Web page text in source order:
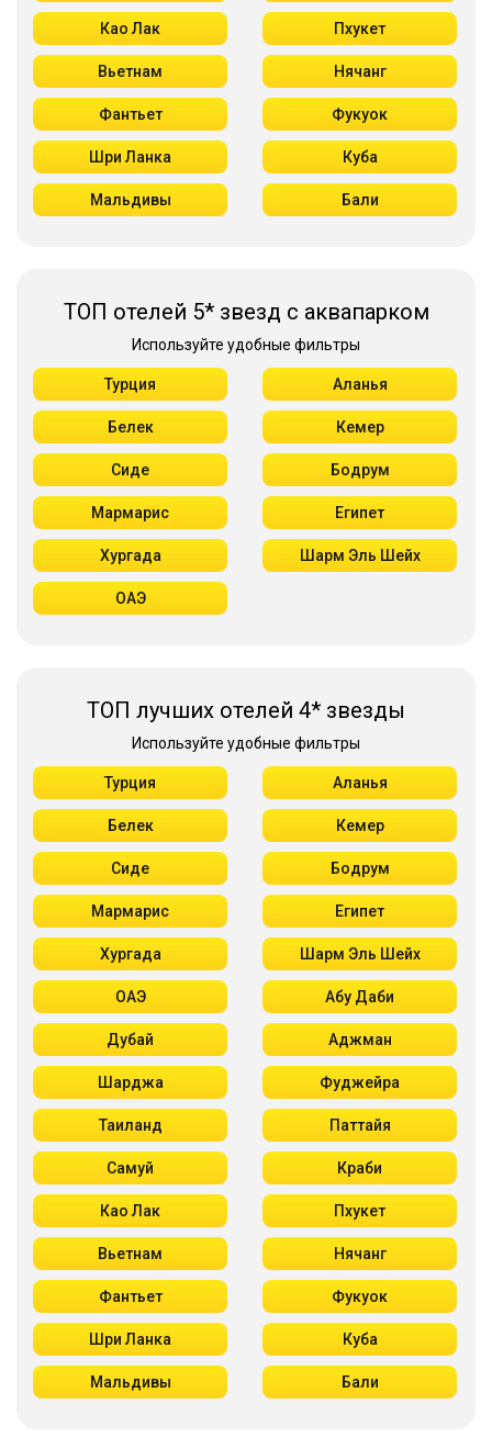
Као Лак Пхукет
Вьетнам Нячанг
Фантьет Фукуок
Шри Ланка Куба
Мальдивы Бали
ТОП отелей 5* звезд с аквапарком
Используйте удобные фильтры
Турция Аланья
Белек Кемер
Сиде Бодрум
Мармарис Египет
Хургада Шарм Эль Шейх
ОАЭ
ТОП лучших отелей 4* звезды
Используйте удобные фильтры
Турция Аланья
Белек Кемер
Сиде Бодрум
Мармарис Египет
Хургада Шарм Эль Шейх
ОАЭ Абу Даби
Дубай Аджман
Шарджа Фуджейра
Таиланд Паттайя
Самуй Краби
Као Лак Пхукет
Вьетнам Нячанг
Фантьет Фукуок
Шри Ланка Куба
Мальдивы Бали